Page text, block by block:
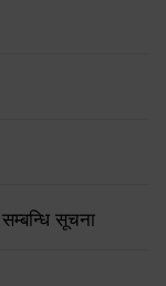
सूचना